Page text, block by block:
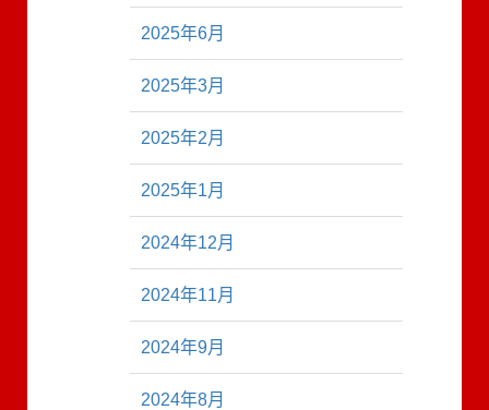
2025年6月
2025年3月
2025年2月
2025年1月
2024年12月
2024年11月
2024年9月
2024年8月